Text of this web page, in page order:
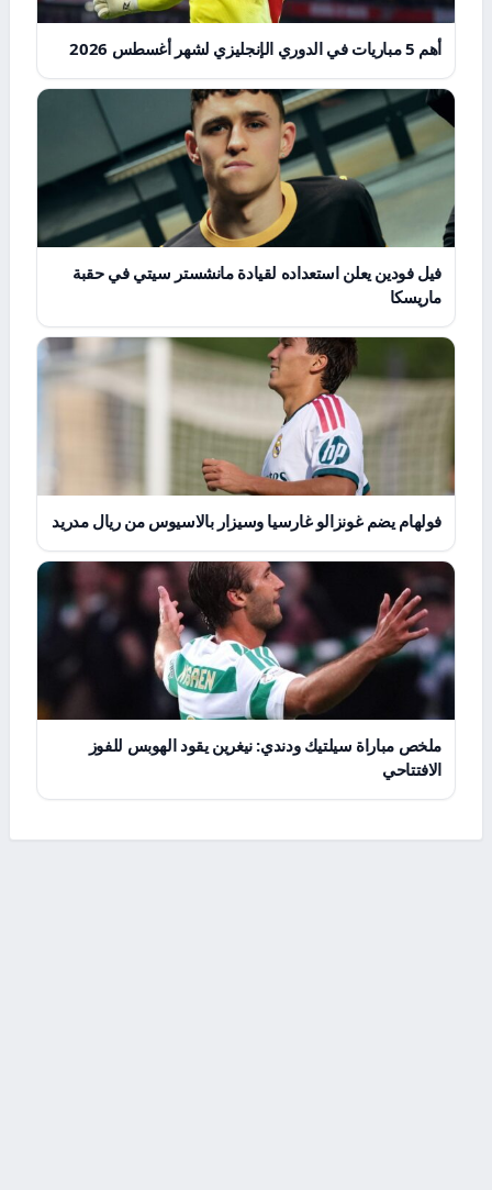
أهم 5 مباريات في الدوري الإنجليزي لشهر أغسطس 2026
فيل فودين يعلن استعداده لقيادة مانشستر سيتي في حقبة
ماريسكا
فولهام يضم غونزالو غارسيا وسيزار بالاسيوس من ريال مدريد
ملخص مباراة سيلتيك ودندي: نيغرين يقود الهوبس للفوز
الافتتاحي